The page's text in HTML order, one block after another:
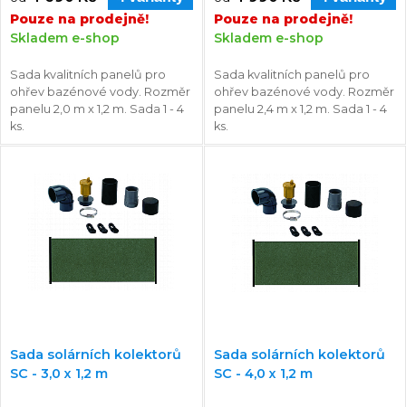
Pouze na prodejně!
Skladem e-shop
Sada kvalitních panelů pro
ohřev bazénové vody. Rozměr
panelu 2,0 m x 1,2 m. Sada 1 - 4
ks.
Pouze na prodejně!
Skladem e-shop
Sada kvalitních panelů pro
ohřev bazénové vody. Rozměr
panelu 2,4 m x 1,2 m. Sada 1 - 4
ks.
Sada solárních kolektorů
SC - 3,0 x 1,2 m
Sada solárních kolektorů
SC - 4,0 x 1,2 m